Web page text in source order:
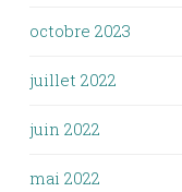
octobre 2023
juillet 2022
juin 2022
mai 2022